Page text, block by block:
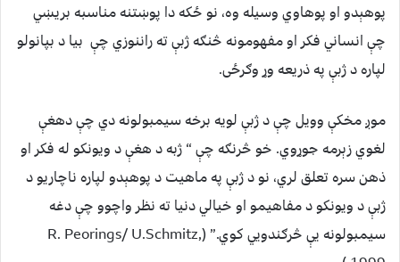
پوهېدو او پوهاوي وسیله وه، نو ځکه دا پوښتنه مناسبه بریښي
چې انساني فکر او مفهومونه څنګه ژبې ته راننوزي چې بیا د بپانولو
لپاره د ژبې په ذریعه وړ وګرځی.
موږ مخکې وویل چې د ژبې لویه برخه سیمبولونه دي چې دهغې
لغوي زېرمه جوړوي. خو څرنګه چې “ ژبه د هغې د ویونکو له فکر او
ذهن سره تعلق لري، نو د ژبې په ماهیت د پوهېدو لپاره ناچاریو د
ژبې د ویونکو د مفاهیمو او خیالي دنیا ته نظر واچوو چې دغه
سیمبولونه یې څرګندویي کوي.” (R. Peorings/ U.Schmitz,